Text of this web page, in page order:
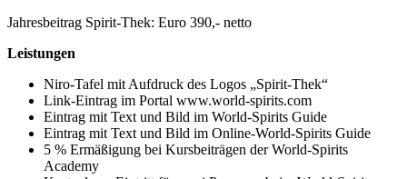
Jahresbeitrag Spirit-Thek: Euro 390,- netto
Leistungen
Niro-Tafel mit Aufdruck des Logos „Spirit-Thek“
Link-Eintrag im Portal www.world-spirits.com
Eintrag mit Text und Bild im World-Spirits Guide
Eintrag mit Text und Bild im Online-World-Spirits Guide
5 % Ermäßigung bei Kursbeiträgen der World-Spirits
Academy